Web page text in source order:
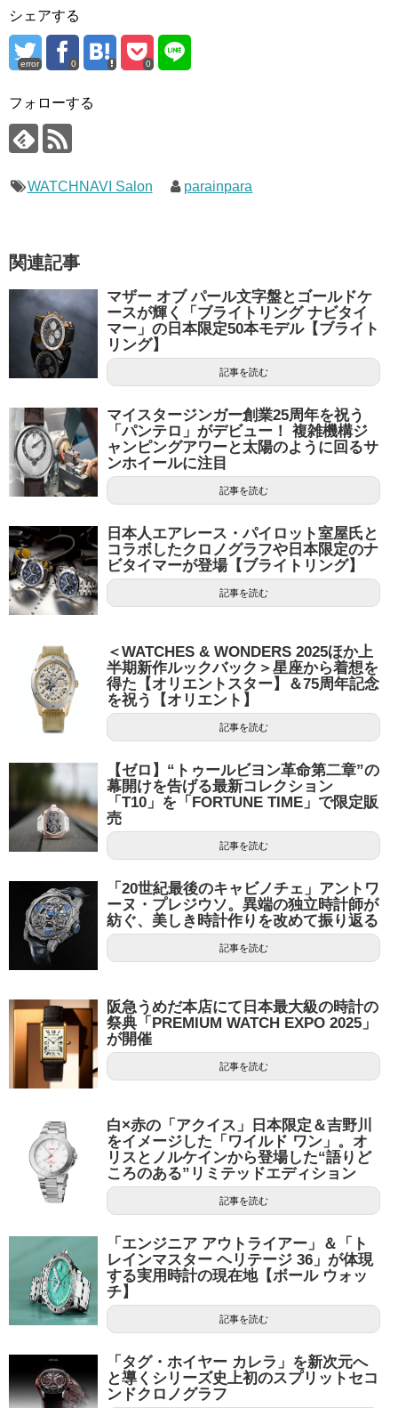
シェアする
error 0 0
フォローする
WATCHNAVI Salon parainpara
関連記事
マザー オブ パール文字盤とゴールドケ
ースが輝く「ブライトリング ナビタイ
マー」の日本限定50本モデル【ブライト
リング】
記事を読む
マイスタージンガー創業25周年を祝う
「パンテロ」がデビュー！ 複雑機構ジ
ャンピングアワーと太陽のように回るサ
ンホイールに注目
記事を読む
日本人エアレース・パイロット室屋氏と
コラボしたクロノグラフや日本限定のナ
ビタイマーが登場【ブライトリング】
記事を読む
＜WATCHES & WONDERS 2025ほか上
半期新作ルックバック＞星座から着想を
得た【オリエントスター】＆75周年記念
を祝う【オリエント】
記事を読む
【ゼロ】“トゥールビヨン革命第二章”の
幕開けを告げる最新コレクション
「T10」を「FORTUNE TIME」で限定販
売
記事を読む
「20世紀最後のキャビノチェ」アントワ
ーヌ・プレジウソ。異端の独立時計師が
紡ぐ、美しき時計作りを改めて振り返る
記事を読む
阪急うめだ本店にて日本最大級の時計の
祭典「PREMIUM WATCH EXPO 2025」
が開催
記事を読む
白×赤の「アクイス」日本限定＆吉野川
をイメージした「ワイルド ワン」。オ
リスとノルケインから登場した“語りど
ころのある”リミテッドエディション
記事を読む
「エンジニア アウトライアー」＆「ト
レインマスター ヘリテージ 36」が体現
する実用時計の現在地【ボール ウォッ
チ】
記事を読む
「タグ・ホイヤー カレラ」を新次元へ
と導くシリーズ史上初のスプリットセコ
ンドクロノグラフ